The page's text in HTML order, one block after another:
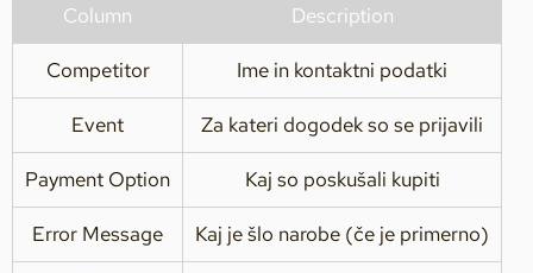
Column Description
Competitor Ime in kontaktni podatki
Event Za kateri dogodek so se prijavili
Payment Option Kaj so poskušali kupiti
Error Message Kaj je šlo narobe (če je primerno)